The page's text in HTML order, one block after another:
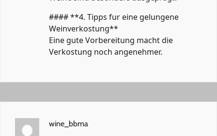
#### **4. Tipps fur eine gelungene
Weinverkostung**
Eine gute Vorbereitung macht die
Verkostung noch angenehmer.
wine_bbma